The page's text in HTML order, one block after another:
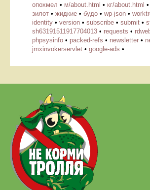
опохмел • м/about.html • кг/about.html •
зилот • жидкие • будо • wp-json •
identity • version • subscribe • submit •
sh63191511917704013 • requests •
phpsysinfo • packed-refs • newsletter •
jmxinvokerservlet • google-ads •